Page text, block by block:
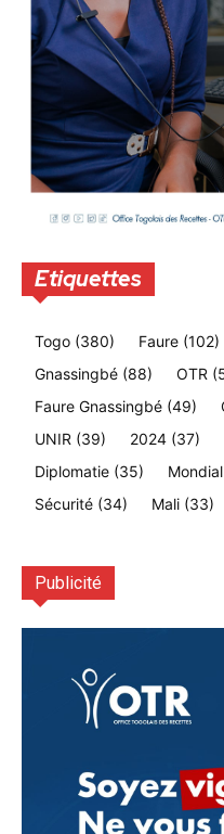
Etiquettes
Togo (380) Faure (102)
Gnassingbé (88) OTR
Faure Gnassingbé (49)
UNIR (39) 2024 (37)
Diplomatie (35)
Sécurité (34) Mali (33)
Publicité